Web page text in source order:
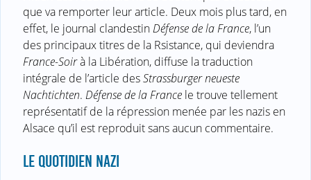
que va remporter leur article. Deux mois plus tard, en
effet, le journal clandestinDéfense de la France, l’un
des principaux titres de la Rsistance, qui deviendra
France-Soirà la Libération, diffuse la traduction
intégrale de l’article desStrassburger neueste
Nachtichten. Défense de la France le trouve tellement
représentatif de la répression menée par les nazis en
Alsace qu’il est reproduit sans aucun commentaire.
LE QUOTIDIEN NAZI